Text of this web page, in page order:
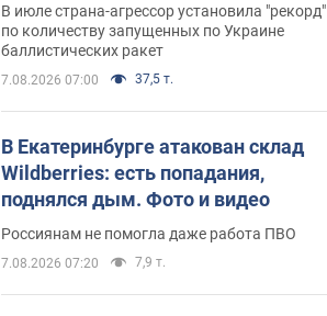
В июле страна-агрессор установила "рекорд"
по количеству запущенных по Украине
баллистических ракет
7.08.2026 07:00 37,5 т.
В Екатеринбурге атакован склад
Wildberries: есть попадания,
поднялся дым. Фото и видео
Россиянам не помогла даже работа ПВО
7.08.2026 07:20 7,9 т.